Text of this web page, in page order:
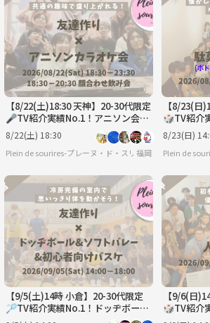
【8/22(土)18:30 天神】20-30代限定
🎤TV紹介実績No.1！アニソン会で
友達作り／聴き専可！
8/22(土) 18:30
Plein de sourires-プレーヌ・ド・スリール-【20代/30代の
福岡
【8/23(日
🎲TV紹介
ムで友達
出！
8/23(日)
Plein de
【9/5(土)14時 小倉】20-30代限定
🏸TV紹介実績No.1！ドッヂボール
&ソフトバレー&バスケ/満席続出！
【9/6(日
🎲TV紹介
友達作り☆